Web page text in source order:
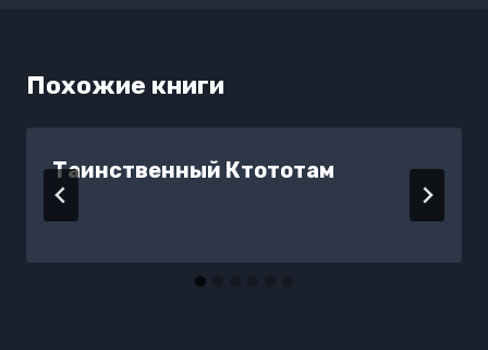
Похожие книги
Таинственный Ктототам